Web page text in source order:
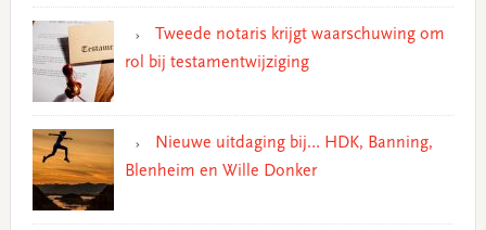
Tweede notaris krijgt waarschuwing om
rol bij testamentwijziging
Nieuwe uitdaging bij… HDK, Banning,
Blenheim en Wille Donker